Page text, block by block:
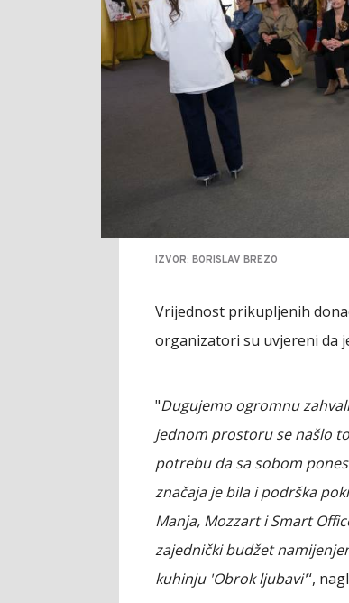
IZVOR: BORISLAV BREZO
Vrijednost prikupljenih
organizatori su uvjereni da
"Dugujemo ogromnu
jednom prostoru se našlo
potrebu da sa sobom
značaja je bila i podrška
Manja, Mozzart i Smart
zajednički budžet
kuhinju 'Obrok ljubavi'“,